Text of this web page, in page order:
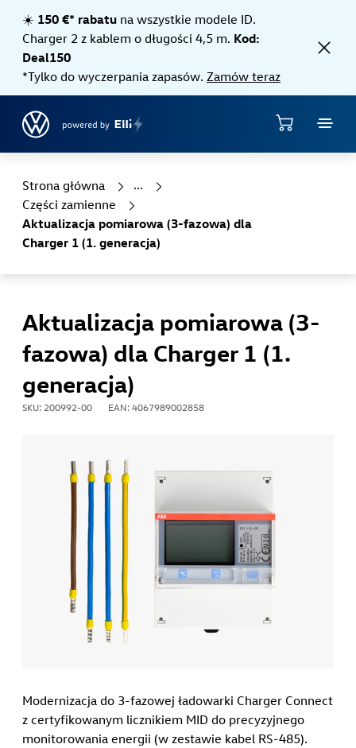
☀️ 150 €* rabatu na wszystkie modele ID.
Charger 2 z kablem o długości 4,5 m. Kod:
Deal150
*Tylko do wyczerpania zapasów.Zamów teraz
Strona główna
Sklep
Części zamienne
Aktualizacja pomiarowa (3-fazowa) dla
Charger 1 (1. generacja)
Aktualizacja pomiarowa (3-
fazowa) dla Charger 1 (1.
generacja)
SKU: 200992-00 EAN: 4067989002858
Modernizacja do 3-fazowej ładowarki Charger Connect
z certyfikowanym licznikiem MID do precyzyjnego
monitorowania energii (w zestawie kabel RS-485).